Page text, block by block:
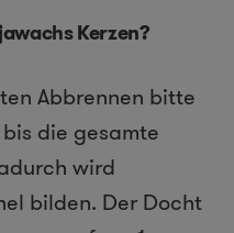
Kerzen?
Abbrennen bitte
die gesamte
wird
bilden. Der Docht